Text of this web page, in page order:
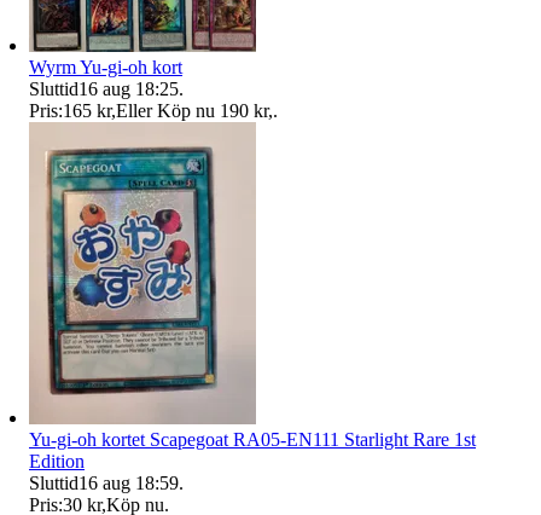
Wyrm Yu-gi-oh kort
Sluttid16 aug 18:25.
Pris:165 kr,Eller Köp nu 190 kr,.
Yu-gi-oh kortet Scapegoat RA05-EN111 Starlight Rare 1st
Edition
Sluttid16 aug 18:59.
Pris:30 kr,Köp nu.